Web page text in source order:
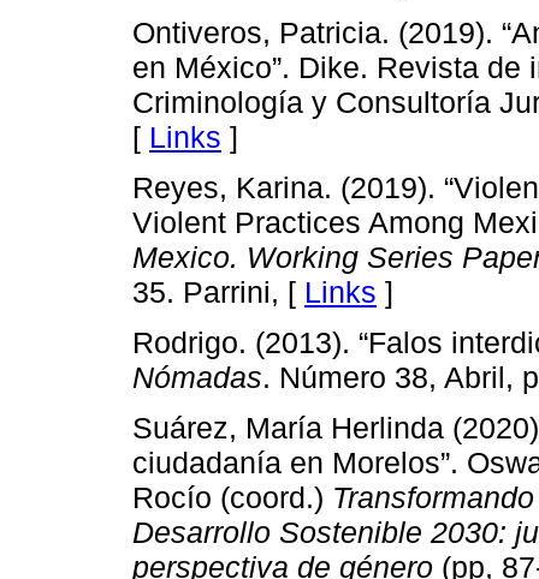
Ontiveros, Patricia. (2019).
en México”. Dike. Revista
Criminología y Consultoría
[ Links ]
Reyes, Karina. (2019).
Violent Practices Among
Mexico. Working Series
35. Parrini, [ Links ]
Rodrigo. (2013). “Falos
Nómadas. Número 38, Abril,
Suárez, María Herlinda
ciudadanía en Morelos”.
Rocío (coord.)
Desarrollo Sostenible 2030:
perspectiva de género (pp,